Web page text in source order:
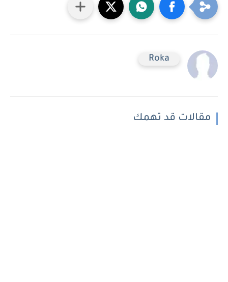
Roka
مقالات قد تهمك